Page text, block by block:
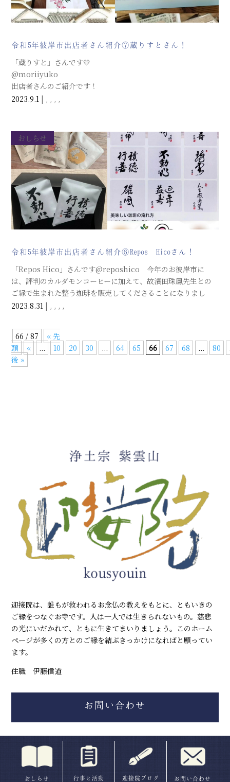
令和5年彼岸市出店者さん紹介⑦蔵りすとさん！
2023.9.1 | , , , ,
「蔵りすと」さんです💛
@moriiyuko
出店者さんのご紹介です！
今朝の日本海新聞でも紹介されておられました、線細ペン画家
です。この程「大人の塗り絵本Ⅱ」を発行されました。
令和5年彼岸市出店者さん紹介⑥Repos Hicoさん！
2023.8.31 |
おしらせ
, , , ,
「Repos Hico」さんです@reposhico 今年のお彼岸市に
は、評判のカルダモンコーヒーに加えて、故濱田珠鳳先生との
ご縁で生まれた整う珈琲を販売してくださることになりまし
た。お彼岸らしく、珠鳳先生を偲ぶひとときにもなりますね。
66 / 87
« 先
頭
« ... 10 20 30 ... 64 65 66 67 68 ... 80
後 »
迎接院は、誰もが救われるお念仏の教えをもとに、ともいきの
ご縁をつなぐお寺です。人は一人では生きられないもの。慈悲
の光にいだかれて、ともに生きてまいりましょう。このホーム
ページが多くの方とのご縁を結ぶきっかけになればと願ってい
ます。
住職 伊藤信道
お問い合わせ
おしらせ 行事と活動 迎接院ブログ お問い合わせ